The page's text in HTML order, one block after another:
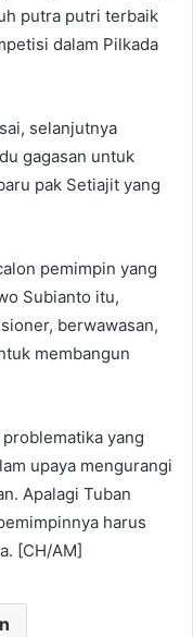
putra putri terbaik
dalam Pilkada
selanjutnya
gagasan untuk
pak Setiajit yang
pemimpin yang
Subianto itu,
berwawasan,
membangun
yang
upaya mengurangi
Apalagi Tuban
harus
[CH/AM]